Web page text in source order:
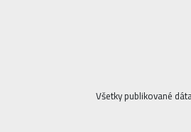
Všetky publikované